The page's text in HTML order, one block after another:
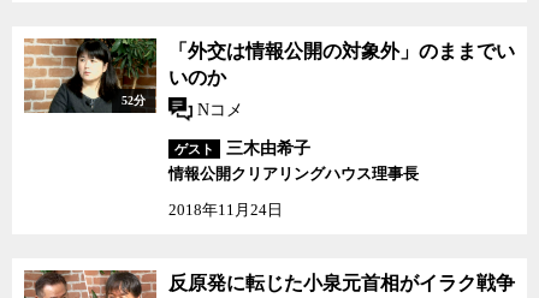
52分
「外交は情報公開の対象外」のままでい
いのか
Nコメ
ゲスト
三木由希子
情報公開クリアリングハウス理事長
2018年11月24日
反原発に転じた小泉元首相がイラク戦争